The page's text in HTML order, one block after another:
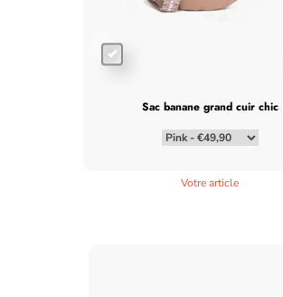
sac banane grand cuir chic
Votre article